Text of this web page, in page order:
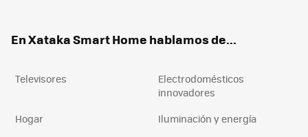
En Xataka Smart Home hablamos de...
Televisores
Electrodomésticos
innovadores
Hogar
Iluminación y energía